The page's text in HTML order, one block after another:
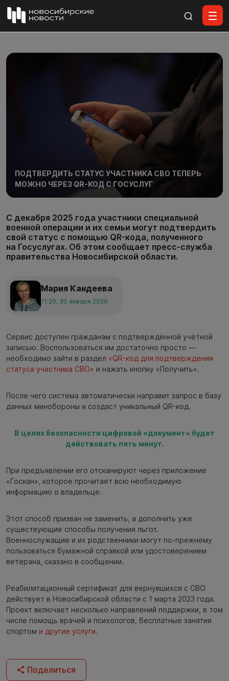
ПОДТВЕРДИТЬ СТАТУС УЧАСТНИКА СВО ТЕПЕРЬ
МОЖНО ЧЕРЕЗ QR-КОД С ГОСУСЛУГ
С декабря 2025 года участники специальной
военной операции и их семьи могут подтвердить
свой статус с помощью QR-кода, полученного
на Госуслугах. Об этом сообщает пресс-служба
правительства Новосибирской области.
Мария Кандеева
11:20, 30 января 2026
Сервис доступен гражданам с подтверждённой учётной
записью. Воспользоваться им достаточно просто —
необходимо зайти в раздел «QR-код для подтверждения
статуса участника СВО» и нажать кнопку «Получить».
После чего система автоматически направит запрос в базу
данных минобороны и создаст уникальный QR-код.
В целях безопасности цифровой «документ» будет
действовать пять минут.
При предъявлении его отсканируют через приложение
«Госкан», которое прочитает всю необходимую
информацию о владельце.
Этот способ призван не заменить, а дополнить уже
существующие способы получения льгот.
Военнослужащие и их родственники могут по-прежнему
пользоваться бумажной справкой или удостоверением
ветерана, сказано в сообщении.
Реабилитационный сертификат для вернувшихся с СВО
действует в Новосибирской области с 1 марта 2023 года.
Проект включает несколько направлений поддержки, в том
числе помощь врачей и психологов, бесплатные занятия
спортом и другие услуги.
Поделиться